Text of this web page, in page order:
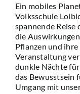
Ein mobiles
Volksschule
spannende Reise
die
Pflanzen und
Veranstaltung
dunkle Nächte
das Bewusstsein
Umgang mit